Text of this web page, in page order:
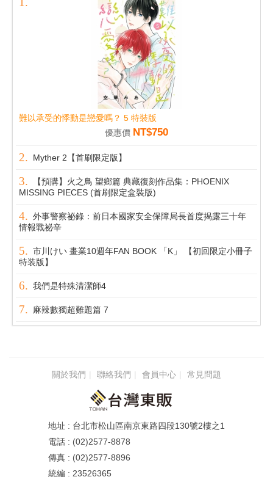
難以承受的悸動是戀愛嗎？ 5 特裝版
優惠價 NT$750
Myther 2【首刷限定版】
【預購】火之鳥 望鄉篇 典藏復刻作品集：PHOENIX
MISSING PIECES (首刷限定盒裝版)
外事警察祕錄：前日本國家安全保障局長首度揭露三十年
情報戰祕辛
市川けい 畫業10週年FAN BOOK 「K」 【初回限定小冊子
特装版】
我們是特殊清潔師4
麻辣數獨超難題篇 7
關於我們 聯絡我們 會員中心 常見問題
台北市松山區南京東路四段130號2樓之1
(02)2577-8878
(02)2577-8896
23526365